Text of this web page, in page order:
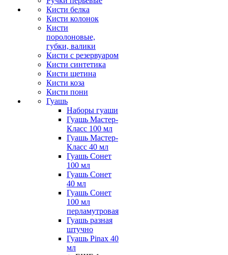
Кисти белка
Кисти колонок
Кисти
поролоновые,
губки, валики
Кисти с резервуаром
Кисти синтетика
Кисти щетина
Кисти коза
Кисти пони
Гуашь
Наборы гуаши
Гуашь Мастер-
Класс 100 мл
Гуашь Мастер-
Класс 40 мл
Гуашь Сонет
100 мл
Гуашь Сонет
40 мл
Гуашь Сонет
100 мл
перламутровая
Гуашь разная
штучно
Гуашь Pinax 40
мл